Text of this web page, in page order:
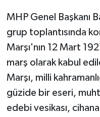
MHP Genel Başkanı
grup toplantısında
Marşı'nın 12 Mart
marş olarak kabul
Marşı, milli
güzide bir eseri,
edebi vesikası,